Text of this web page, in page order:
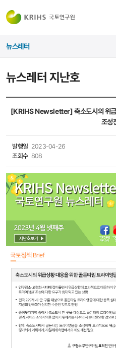
뉴스레터 지난호
뉴스레터
[KRIHS Newsletter] 축소도시의 위급
조성
발행일 2023-04-26
조회수 808